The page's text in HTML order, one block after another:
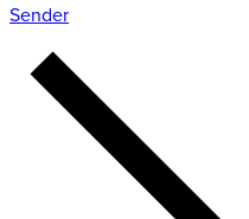
Sender